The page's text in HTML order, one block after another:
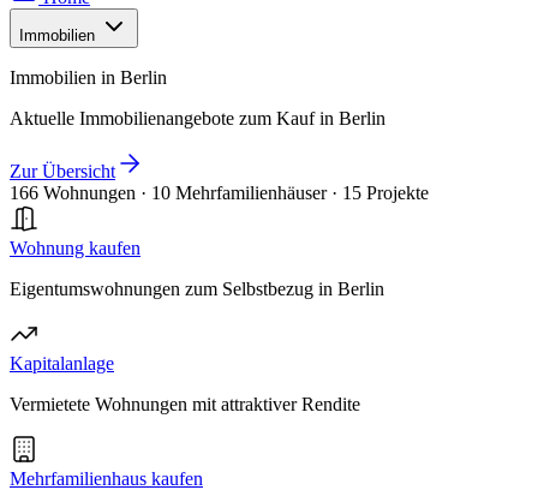
Immobilien
Immobilien in Berlin
Aktuelle Immobilienangebote zum Kauf in Berlin
Zur Übersicht
166 Wohnungen · 10 Mehrfamilienhäuser · 15 Projekte
Wohnung kaufen
Eigentumswohnungen zum Selbstbezug in Berlin
Kapitalanlage
Vermietete Wohnungen mit attraktiver Rendite
Mehrfamilienhaus kaufen